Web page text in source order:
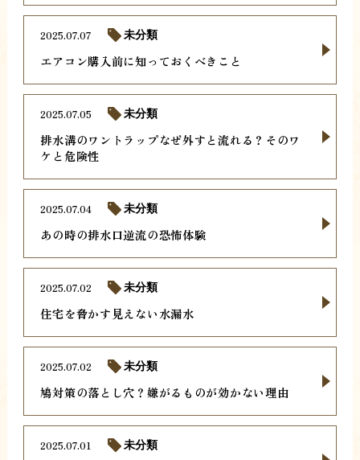
エアコン購入前に知っておくべきこと
2025.07.07 未分類
排水溝のワントラップなぜ外すと流れる？そのワ
ケと危険性
2025.07.05 未分類
あの時の排水口逆流の恐怖体験
2025.07.04 未分類
住宅を脅かす見えない水漏水
2025.07.02 未分類
鳩対策の落とし穴？嫌がるものが効かない理由
2025.07.02 未分類
2025.07.01 未分類